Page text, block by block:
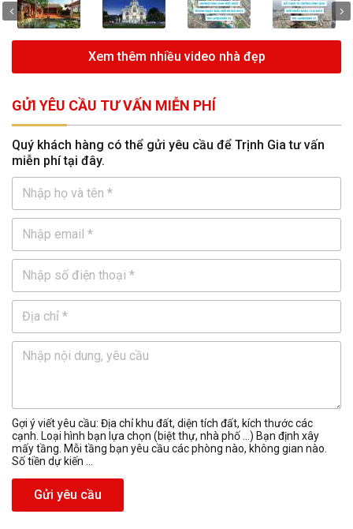
Xem thêm nhiều video nhà đẹp
GỬI YÊU CẦU TƯ VẤN MIỄN PHÍ
Quý khách hàng có thể gửi yêu cầu để Trịnh Gia tư vấn
miễn phí tại đây.
Gợi ý viết yêu cầu: Địa chỉ khu đất, diện tích đất, kích thước các
cạnh. Loại hình bạn lựa chọn (biệt thự, nhà phố …) Bạn định xây
mấy tầng. Mỗi tầng bạn yêu cầu các phòng nào, không gian nào.
Số tiền dự kiến ...
Gửi yêu cầu